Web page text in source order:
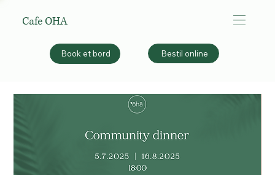
Cafe OHA
Book et bord Bestil online